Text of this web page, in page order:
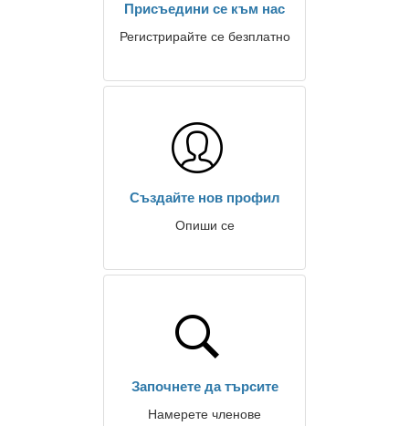
Присъедини се към нас
Регистрирайте се безплатно
Създайте нов профил
Опиши се
Започнете да търсите
Намерете членове